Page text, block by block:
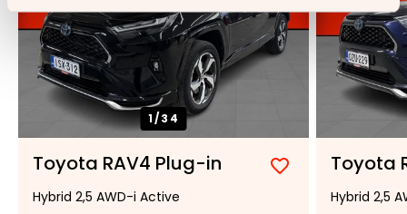
1/34
Toyota RAV4 Plug-in
Lisää
suosikiksi
Poista
suosikeista
Hybrid 2,5 AWD-i Active
Toyota
Hybrid 2,5